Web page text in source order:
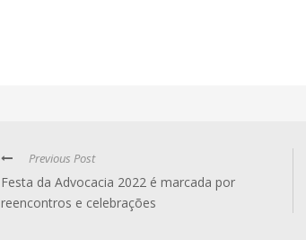
Previous Post
Festa da Advocacia 2022 é marcada por
reencontros e celebrações